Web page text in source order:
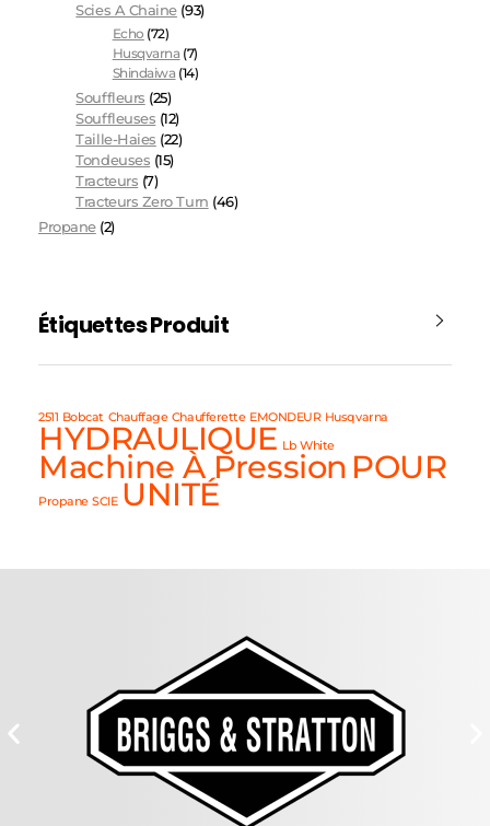
Scies A Chaine (93)
Echo (72)
Husqvarna (7)
Shindaiwa (14)
Souffleurs (25)
Souffleuses (12)
Taille-Haies (22)
Tondeuses (15)
Tracteurs (7)
Tracteurs Zero Turn (46)
Propane (2)
Étiquettes Produit
2511 Bobcat Chauffage Chaufferette EMONDEUR Husqvarna
HYDRAULIQUE Lb White
Machine À Pression POUR
Propane SCIE UNITÉ